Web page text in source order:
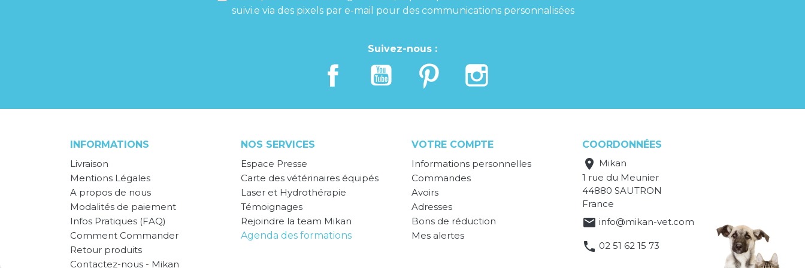
suivi.e via des pixels par e-mail pour des communications personnalisées
Suivez-nous :
INFORMATIONS
Livraison
Mentions Légales
A propos de nous
Modalités de paiement
Infos Pratiques (FAQ)
Comment Commander
Retour produits
Contactez-nous - Mikan
NOS SERVICES
Espace Presse
Carte des vétérinaires équipés
Laser et Hydrothérapie
Témoignages
Rejoindre la team Mikan
Agenda des formations
VOTRE COMPTE
Informations personnelles
Commandes
Avoirs
Adresses
Bons de réduction
Mes alertes
COORDONNÉES
 Mikan
1 rue du Meunier
44880 SAUTRON
France
 info@mikan-vet.com
 02 51 62 15 73